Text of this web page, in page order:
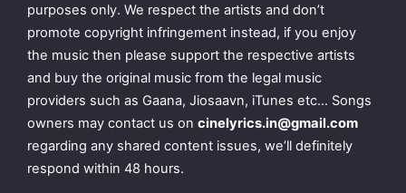
Siru noolaa thuniyil irundhu
Thaniyaaga velagi vilundhu
Manam ingu elagi pochu medhuvaa
Iragaala padaga neendhi
purposes only. We respect the artists and don’t
promote copyright infringement instead, if you enjoy
the music then please support the respective artists
and buy the original music from the legal music
providers such as Gaana, Jiosaavn, iTunes etc… Songs
owners may contact us on cinelyrics.in@gmail.com
regarding any shared content issues, we’ll definitely
respond within 48 hours.